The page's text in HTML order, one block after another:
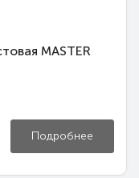
MASTER
Подробнее